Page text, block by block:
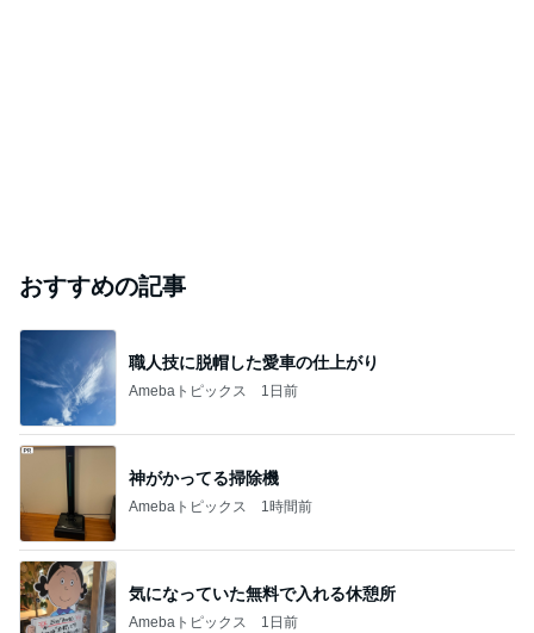
おすすめの記事
職人技に脱帽した愛車の仕上がり
Amebaトピックス 1日前
神がかってる掃除機
Amebaトピックス 1時間前
気になっていた無料で入れる休憩所
Amebaトピックス 1日前